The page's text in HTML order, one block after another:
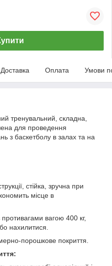
Доставка Оплата Умови
тренувальний, складна,
для проведення
з баскетболу в залах та на
стійка, зручна при
місце в
противагами вагою 400 кг,
нахилитися.
порошкове покриття.